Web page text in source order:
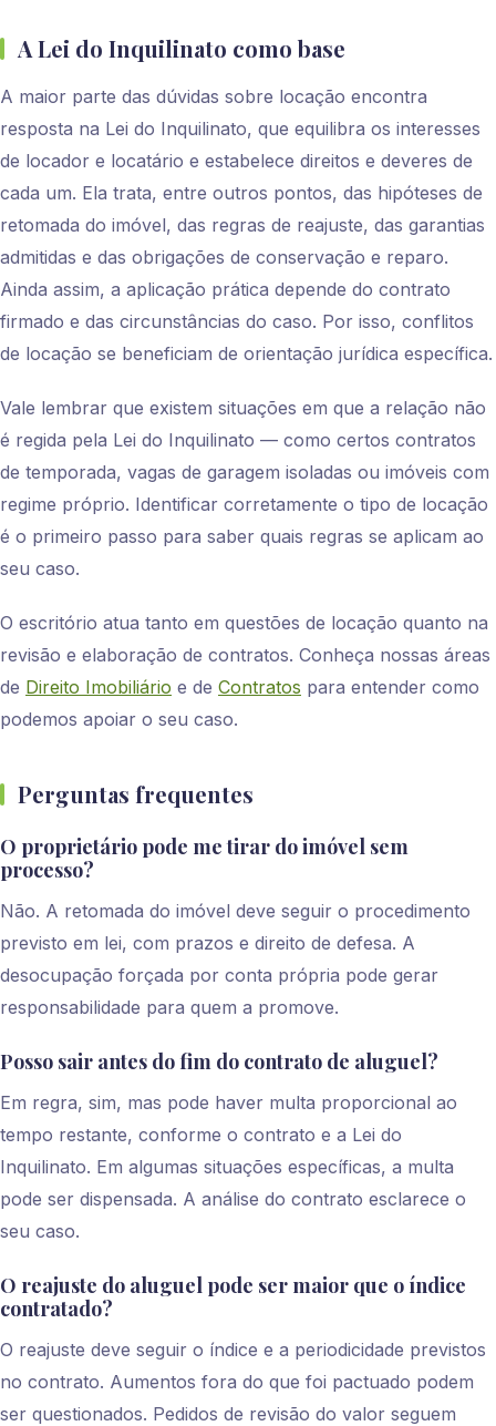
A Lei do Inquilinato como base
A maior parte das dúvidas sobre locação encontra
resposta na Lei do Inquilinato, que equilibra os interesses
de locador e locatário e estabelece direitos e deveres de
cada um. Ela trata, entre outros pontos, das hipóteses de
retomada do imóvel, das regras de reajuste, das garantias
admitidas e das obrigações de conservação e reparo.
Ainda assim, a aplicação prática depende do contrato
firmado e das circunstâncias do caso. Por isso, conflitos
de locação se beneficiam de orientação jurídica específica.
Vale lembrar que existem situações em que a relação não
é regida pela Lei do Inquilinato — como certos contratos
de temporada, vagas de garagem isoladas ou imóveis com
regime próprio. Identificar corretamente o tipo de locação
é o primeiro passo para saber quais regras se aplicam ao
seu caso.
O escritório atua tanto em questões de locação quanto na
revisão e elaboração de contratos. Conheça nossas áreas
de Direito Imobiliário e de Contratos para entender como
podemos apoiar o seu caso.
Perguntas frequentes
O proprietário pode me tirar do imóvel sem
processo?
Não. A retomada do imóvel deve seguir o procedimento
previsto em lei, com prazos e direito de defesa. A
desocupação forçada por conta própria pode gerar
responsabilidade para quem a promove.
Posso sair antes do fim do contrato de aluguel?
Em regra, sim, mas pode haver multa proporcional ao
tempo restante, conforme o contrato e a Lei do
Inquilinato. Em algumas situações específicas, a multa
pode ser dispensada. A análise do contrato esclarece o
seu caso.
O reajuste do aluguel pode ser maior que o índice
contratado?
O reajuste deve seguir o índice e a periodicidade previstos
no contrato. Aumentos fora do que foi pactuado podem
ser questionados. Pedidos de revisão do valor seguem